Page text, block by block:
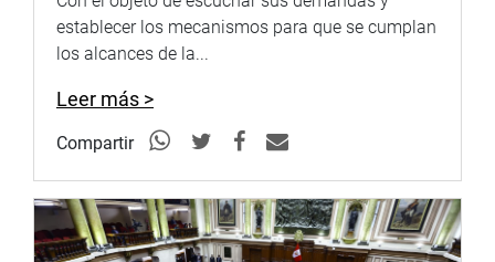
presidente de la República o el presidente del Congreso.
En el caso de la convocatoria realizada por el presidente,
cuando sea convocada por el Congreso, esta debe ser
aprobada por una resolución legislativa.
artículos, temas sobre la obligatoriedad de concurrencia
al Consejo de Estado, sus acuerdos, la responsabilidad
constitucional del presidente, entre otros aspectos
establecer los mecanismos para que se cumplan
los alcances de la...
Leer más >
Compartir